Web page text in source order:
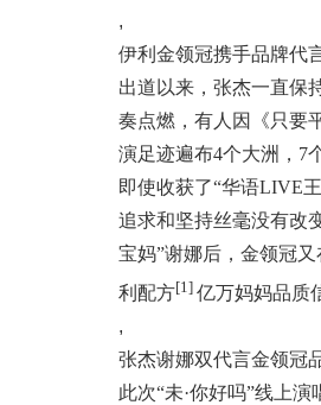
,
伊利金领冠携手品牌代
出道以来，张杰一直保
奏点燃，有人因《只要
演足迹遍布4个大洲，7
即使收获了“华语LIVE
追求和坚持丝毫没有改
宝妈”谢娜后，金领冠
利配方[1] 亿万妈妈品质
,
张杰谢娜双代言金领冠
此次“未·你好吗”线上